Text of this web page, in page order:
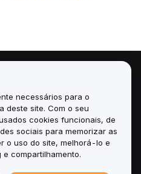
necessários para o
deste site. Com o seu
cookies funcionais, de
sociais para memorizar as
o uso do site, melhorá-lo e
compartilhamento.